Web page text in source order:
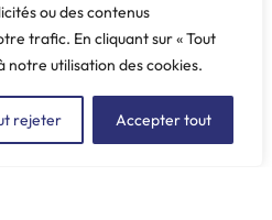
ou des contenus
trafic. En cliquant sur « Tout
notre utilisation des cookies.
rejeter Accepter tout